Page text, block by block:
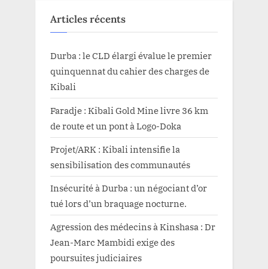
»
(Notable
Gislain
Articles récents
Durba : le CLD élargi évalue le premier
quinquennat du cahier des charges de
Kibali
Faradje : Kibali Gold Mine livre 36 km
de route et un pont à Logo-Doka
Projet/ARK : Kibali intensifie la
sensibilisation des communautés
Insécurité à Durba : un négociant d’or
tué lors d’un braquage nocturne.
Agression des médecins à Kinshasa : Dr
Jean-Marc Mambidi exige des
poursuites judiciaires